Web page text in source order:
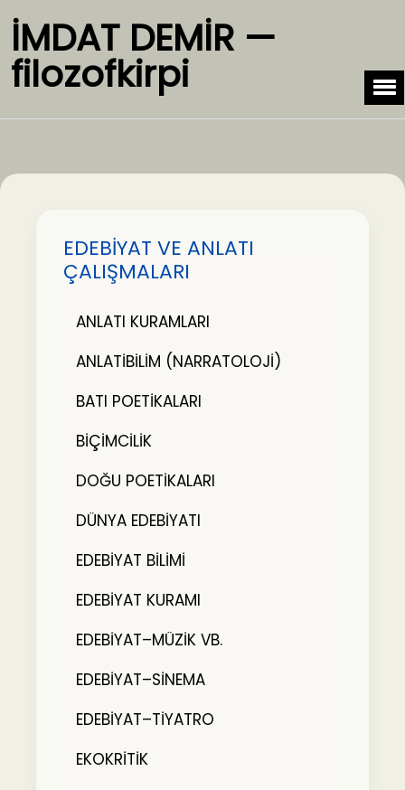
İMDAT DEMİR —
filozofkirpi
EDEBİYAT VE ANLATI
ÇALIŞMALARI
ANLATI KURAMLARI
ANLATİBİLİM (NARRATOLOJİ)
BATI POETİKALARI
BİÇİMCİLİK
DOĞU POETİKALARI
DÜNYA EDEBİYATI
EDEBİYAT BİLİMİ
EDEBİYAT KURAMI
EDEBİYAT–MÜZİK VB.
EDEBİYAT–SİNEMA
EDEBİYAT–TİYATRO
EKOKRİTİK